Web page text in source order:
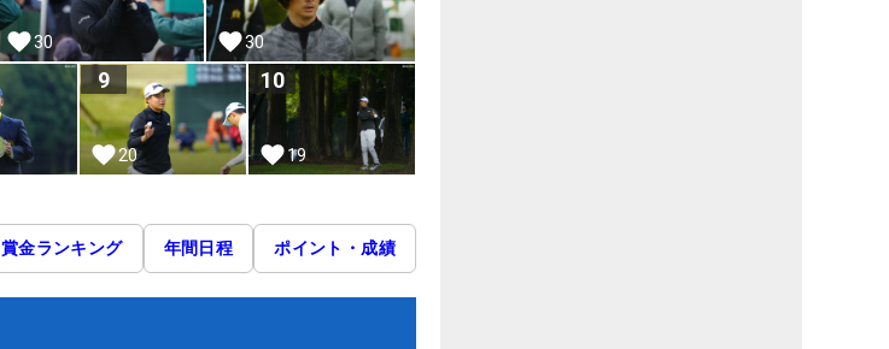
30 30
9
20
10
19
賞金ランキング 年間日程 ポイント・成績